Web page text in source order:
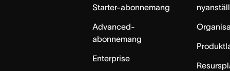
Starter-abonnemang
Advanced-
abonnemang
Enterprise